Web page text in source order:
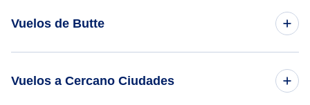
Vuelos de Butte
Vuelos a Cercano Ciudades